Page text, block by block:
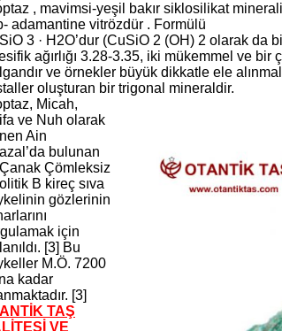
, mavimsi-yeşil bakır siklosilikat
adamantine vitrözdür . Formülü
3 · H2O’dur (CuSiO 2 (OH) 2 olarak da
ağırlığı 3.28-3.35, iki mükemmel ve
ve örnekler büyük dikkatle ele
oluşturan bir trigonal mineraldir.
Micah,
ve Nuh olarak
Ain
bulunan
Çömleksiz
B kireç sıva
gözlerinin
için
[3] Bu
M.Ö. 7200
kadar
[3]
TAŞ
VE